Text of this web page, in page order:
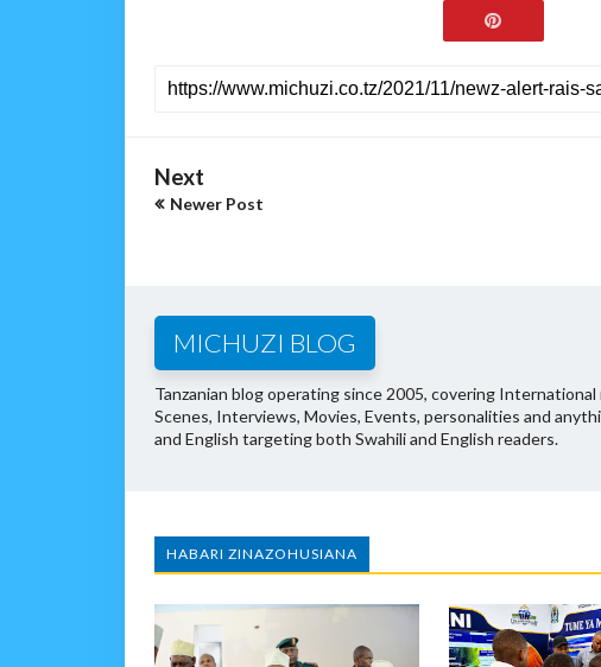
Next
Newer Post
MICHUZI BLOG
Tanzanian blog operating since 2005, covering
Scenes, Interviews, Movies, Events, personalities and
and English targeting both Swahili and English readers.
HABARI ZINAZOHUSIANA